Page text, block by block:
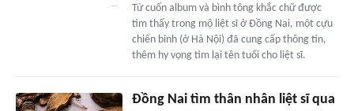
Từ cuốn album và bình tông khắc chữ được
tìm thấy trong mộ liệt sĩ ở Đồng Nai, một cựu
chiến binh (ở Hà Nội) đã cung cấp thông tin,
thêm hy vọng tìm lại tên tuổi cho liệt sĩ.
Đồng Nai tìm thân nhân liệt sĩ qua